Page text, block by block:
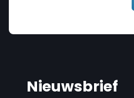
Nieuwsbrief